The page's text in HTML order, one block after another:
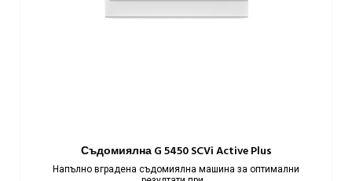
Съдомиялна G 5450 SCVi Active Plus
Напълно вграденa съдомиялнa машинa за оптимални